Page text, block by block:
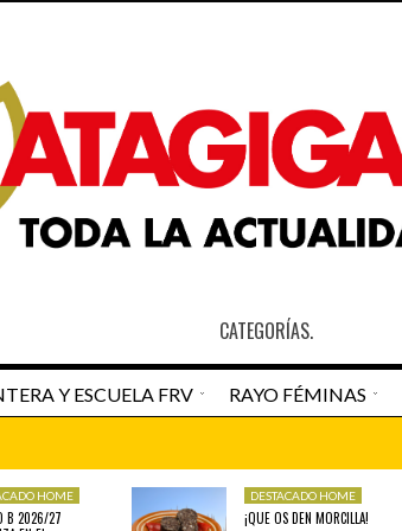
CATEGORÍAS.
Y ESCUELA FRV RAYO FÉMINAS
DESTACADO HOME
HOME
B 2026/27
DESTACADO HOME
¡QUE OS DEN MORCILLA!